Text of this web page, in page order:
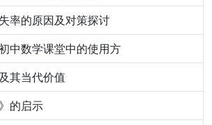
率的原因及对策探讨
中数学课堂中的使用方
其当代价值
的启示